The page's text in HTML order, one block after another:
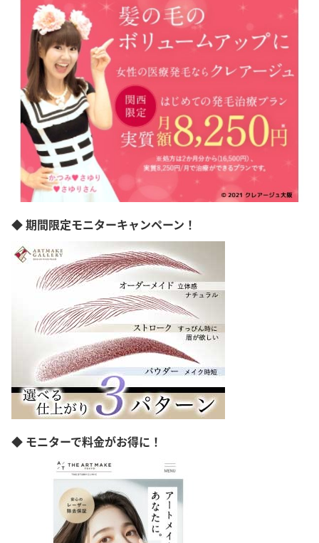
◆ 期間限定モニターキャンペーン！
◆ モニターで料金がお得に！